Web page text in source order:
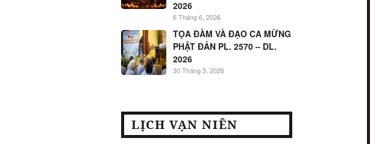
2026
6 Tháng 6, 2026
TỌA ĐÀM VÀ ĐẠO CA MỪNG
PHẬT ĐẢN PL. 2570 – DL.
2026
30 Tháng 5, 2026
LỊCH VẠN NIÊN